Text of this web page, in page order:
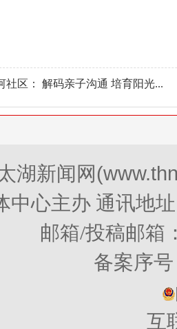
社区： 解码亲子沟通 培育阳光...
湖新闻网
中心主办 通讯地
邮箱/投稿邮箱
备案序
互